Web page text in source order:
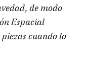
de modo
Espacial
cuando lo